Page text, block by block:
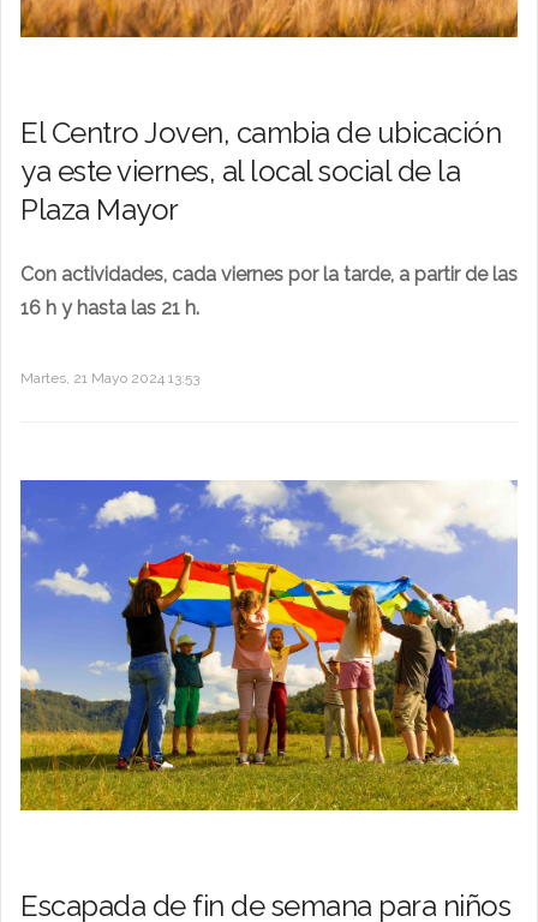
El Centro Joven, cambia de ubicación
ya este viernes, al local social de la
Plaza Mayor
Con actividades, cada viernes por la tarde, a partir de las
16 h y hasta las 21 h.
Martes, 21 Mayo 2024 13:53
Escapada de fin de semana para niños